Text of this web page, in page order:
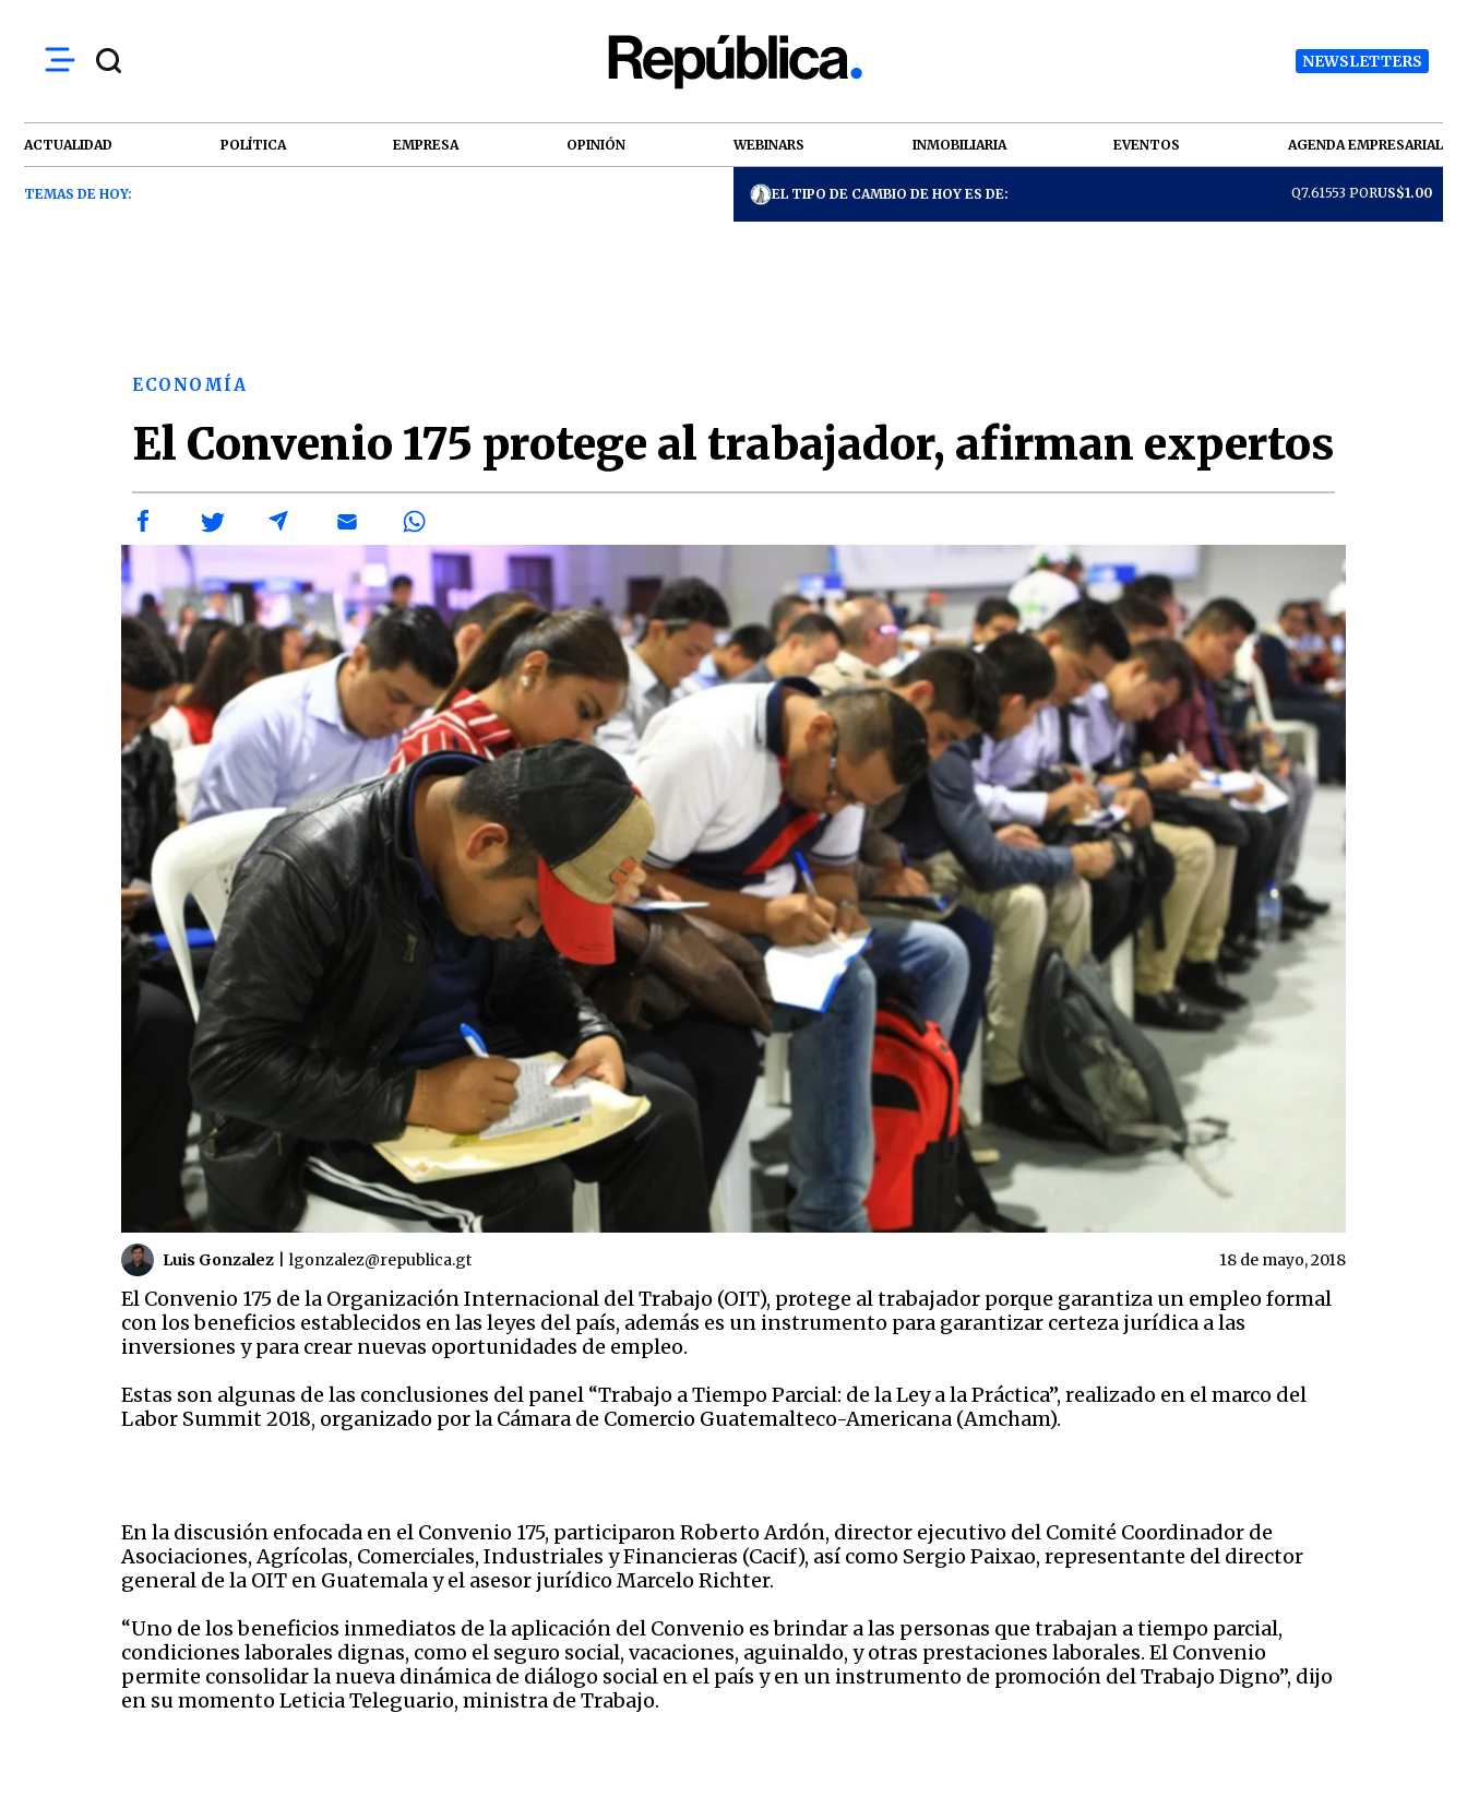
NEWSLETTERS
ACTUALIDAD POLÍTICA EMPRESA OPINIÓN WEBINARS INMOBILIARIA EVENTOS AGENDA EMPRESARIAL
TEMAS DE HOY: EL TIPO DE CAMBIO DE HOY ES DE: Q7.61553 PORUS$1.00
ECONOMÍA
El Convenio 175 protege al trabajador, afirman expertos
Luis Gonzalez lgonzalez@republica.gt 18 de mayo, 2018
El Convenio 175 de la Organización Internacional del Trabajo (OIT), protege al trabajador porque garantiza un empleo formal
con los beneficios establecidos en las leyes del país, además es un instrumento para garantizar certeza jurídica a las
inversiones y para crear nuevas oportunidades de empleo.
Estas son algunas de las conclusiones del panel “Trabajo a Tiempo Parcial: de la Ley a la Práctica”, realizado en el marco del
Labor Summit 2018, organizado por la Cámara de Comercio Guatemalteco-Americana (Amcham).
En la discusión enfocada en el Convenio 175, participaron Roberto Ardón, director ejecutivo del Comité Coordinador de
Asociaciones, Agrícolas, Comerciales, Industriales y Financieras (Cacif), así como Sergio Paixao, representante del director
general de la OIT en Guatemala y el asesor jurídico Marcelo Richter.
“Uno de los beneficios inmediatos de la aplicación del Convenio es brindar a las personas que trabajan a tiempo parcial,
condiciones laborales dignas, como el seguro social, vacaciones, aguinaldo, y otras prestaciones laborales. El Convenio
permite consolidar la nueva dinámica de diálogo social en el país y en un instrumento de promoción del Trabajo Digno”, dijo
en su momento Leticia Teleguario, ministra de Trabajo.